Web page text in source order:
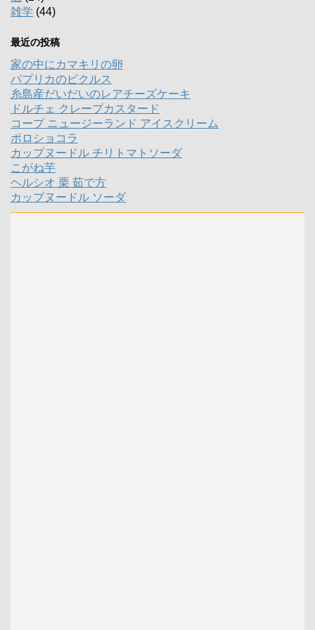
雑学 (44)
最近の投稿
家の中にカマキリの卵
パプリカのピクルス
糸島産だいだいのレアチーズケーキ
ドルチェ クレープカスタード
コープ ニュージーランド アイスクリーム
ポロショコラ
カップヌードル チリトマトソーダ
こがね芋
ヘルシオ 栗 茹で方
カップヌードル ソーダ